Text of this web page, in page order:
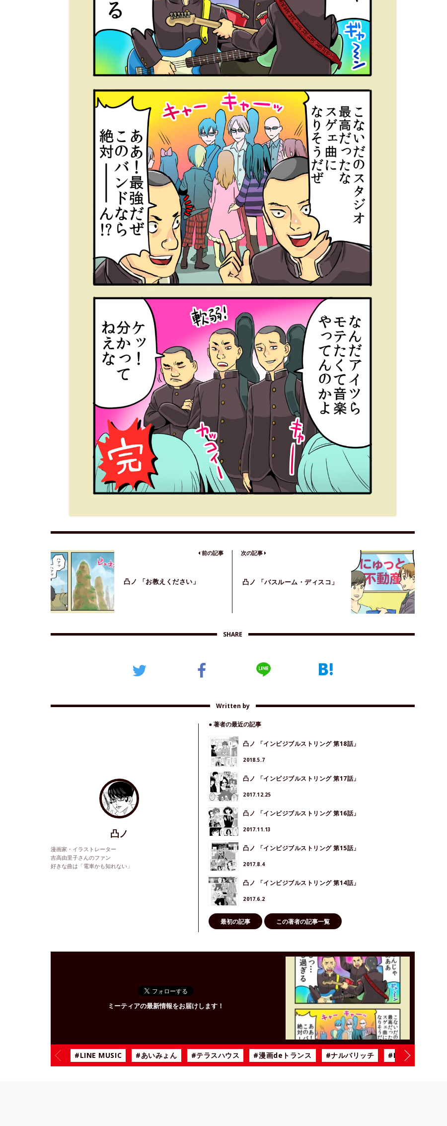
凸ノ 「お教えください」
前の記事
凸ノ 「バスルーム・ディスコ」
次の記事
SHARE
Written by
凸ノ
漫画家・イラストレーター
吉高由里子さんのファン
好きな曲は「電車かも知れない」
● 著者の最近の記事
凸ノ 「インビジブルストリング 第18話」
2018.5.7
凸ノ 「インビジブルストリング 第17話」
2017.12.25
凸ノ 「インビジブルストリング 第16話」
2017.11.13
凸ノ 「インビジブルストリング 第15話」
2017.8.4
凸ノ 「インビジブルストリング 第14話」
2017.6.2
最初の記事 この著者の記事一覧
ミーティアの最新情報をお届けします！
#LINE MUSIC #あいみょん #テラスハウス #漫画deトランス #ナルバリッチ #BiSH